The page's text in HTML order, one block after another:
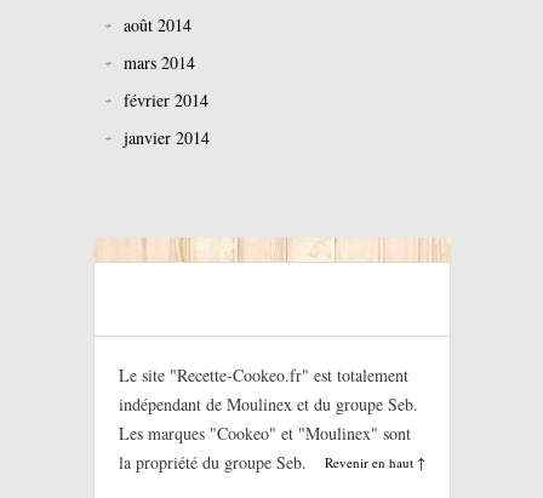
août 2014
mars 2014
février 2014
janvier 2014
Le site "Recette-Cookeo.fr" est totalement
indépendant de Moulinex et du groupe Seb.
Les marques "Cookeo" et "Moulinex" sont
la propriété du groupe Seb.
Revenir en haut ↑